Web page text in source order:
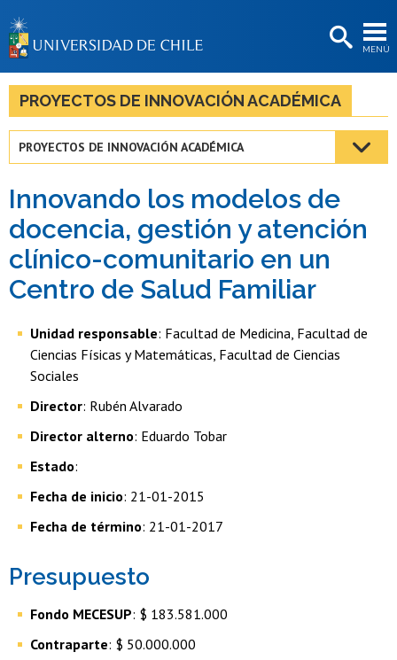
MENÚ
BIBLIOTECAS
LA UNIVERSIDAD
Estudiantes
Académicas/os
Funcionarias/os
Egresadas/os
PROYECTOS DE INNOVACIÓN ACADÉMICA
PROYECTOS DE INNOVACIÓN ACADÉMICA
Innovando los modelos de
docencia, gestión y atención
clínico-comunitario en un
Centro de Salud Familiar
Unidad responsable: Facultad de Medicina, Facultad de
Ciencias Físicas y Matemáticas, Facultad de Ciencias
Sociales
Director: Rubén Alvarado
Director alterno: Eduardo Tobar
Estado:
Fecha de inicio: 21-01-2015
Fecha de término: 21-01-2017
Presupuesto
Fondo MECESUP: $ 183.581.000
Contraparte: $ 50.000.000